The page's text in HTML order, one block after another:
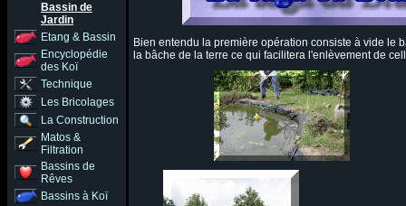
Bassin de
Jardin
Etang & Bassin
Encyclopédie
des Koï
Technique
Les Bricolages
La Construction
Matos &
Filtration
Bassins de
Rêves
Bassins à Koï
Bien entendu la première opération consiste à vide le
la bâche de la terre ce qui facilitera l'enlèvement de